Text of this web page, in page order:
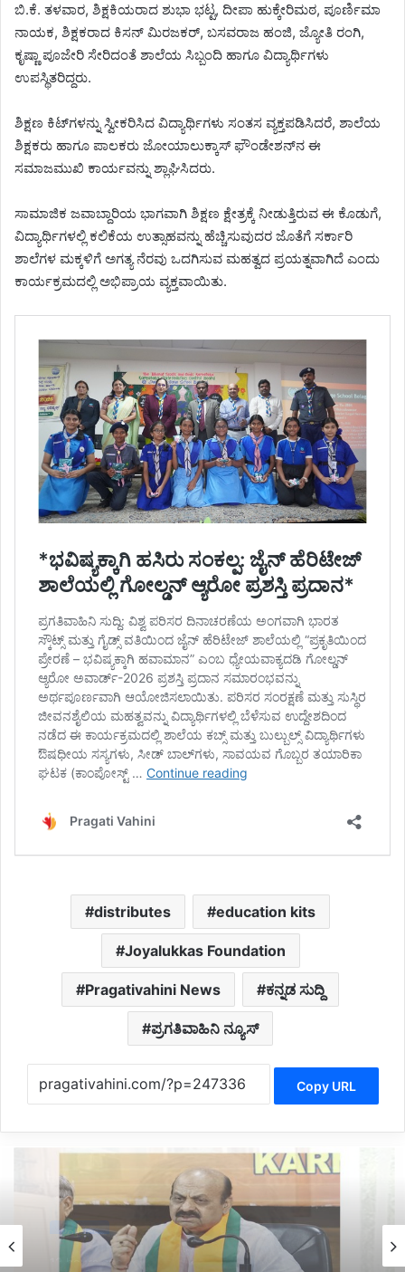
ಬಿ.ಕೆ. ತಳವಾರ, ಶಿಕ್ಷಕಿಯರಾದ ಶುಭಾ ಭಟ್ಟ, ದೀಪಾ ಹುಕ್ಕೇರಿಮಠ, ಪೂರ್ಣಿಮಾ
ನಾಯಕ, ಶಿಕ್ಷಕರಾದ ಕಿಸನ್ ಮಿರಜಕರ್, ಬಸವರಾಜ ಹಂಜಿ, ಜ್ಯೋತಿ ರಂಗಿ,
ಕೃಷ್ಣಾ ಪೂಜೇರಿ ಸೇರಿದಂತೆ ಶಾಲೆಯ ಸಿಬ್ಬಂದಿ ಹಾಗೂ ವಿದ್ಯಾರ್ಥಿಗಳು
ಉಪಸ್ಥಿತರಿದ್ದರು.
ಶಿಕ್ಷಣ ಕಿಟ್‌ಗಳನ್ನು ಸ್ವೀಕರಿಸಿದ ವಿದ್ಯಾರ್ಥಿಗಳು ಸಂತಸ ವ್ಯಕ್ತಪಡಿಸಿದರೆ, ಶಾಲೆಯ
ಶಿಕ್ಷಕರು ಹಾಗೂ ಪಾಲಕರು ಜೋಯಾಲುಕ್ಕಾಸ್ ಫೌಂಡೇಶನ್‌ನ ಈ
ಸಮಾಜಮುಖಿ ಕಾರ್ಯವನ್ನು ಶ್ಲಾಘಿಸಿದರು.
ಸಾಮಾಜಿಕ ಜವಾಬ್ದಾರಿಯ ಭಾಗವಾಗಿ ಶಿಕ್ಷಣ ಕ್ಷೇತ್ರಕ್ಕೆ ನೀಡುತ್ತಿರುವ ಈ ಕೊಡುಗೆ,
ವಿದ್ಯಾರ್ಥಿಗಳಲ್ಲಿ ಕಲಿಕೆಯ ಉತ್ಸಾಹವನ್ನು ಹೆಚ್ಚಿಸುವುದರ ಜೊತೆಗೆ ಸರ್ಕಾರಿ
ಶಾಲೆಗಳ ಮಕ್ಕಳಿಗೆ ಅಗತ್ಯ ನೆರವು ಒದಗಿಸುವ ಮಹತ್ವದ ಪ್ರಯತ್ನವಾಗಿದೆ ಎಂದು
ಕಾರ್ಯಕ್ರಮದಲ್ಲಿ ಅಭಿಪ್ರಾಯ ವ್ಯಕ್ತವಾಯಿತು.
distributes education kits
Joyalukkas Foundation
Pragativahini News ಕನ್ನಡ ಸುದ್ದಿ
ಪ್ರಗತಿವಾಹಿನಿ ನ್ಯೂಸ್
Copy URL
Politics
13 hours ago